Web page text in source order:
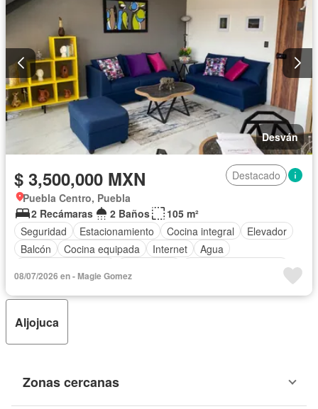
Desván
$ 3,500,000 MXN
Destacado
Puebla Centro, Puebla
2 Recámaras
2 Baños
105 m²
Seguridad
Estacionamiento Cocina integral
Elevador
Balcón
Cocina equipada Internet
Agua
Caseta de vigilancia
Completamente amueblado
08/07/2026 en - Magie Gomez
Aljojuca
Zonas cercanas